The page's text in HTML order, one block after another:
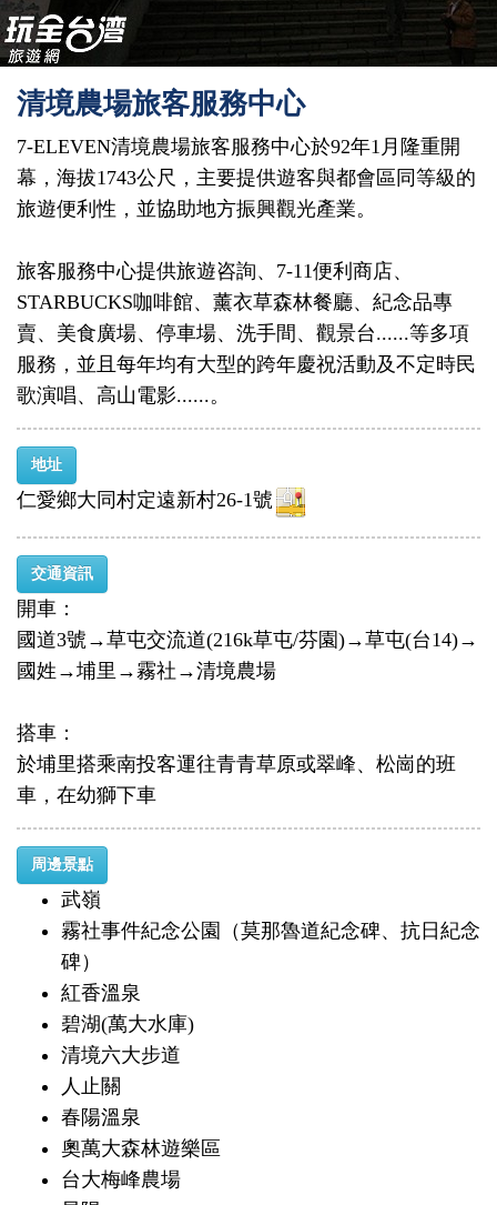
清境農場旅客服務中心
7-ELEVEN清境農場旅客服務中心於92年1月隆重開
幕，海拔1743公尺，主要提供遊客與都會區同等級的
旅遊便利性，並協助地方振興觀光產業。
旅客服務中心提供旅遊咨詢、7-11便利商店、
STARBUCKS咖啡館、薰衣草森林餐廳、紀念品專
賣、美食廣場、停車場、洗手間、觀景台......等多項
服務，並且每年均有大型的跨年慶祝活動及不定時民
歌演唱、高山電影......。
地址
仁愛鄉大同村定遠新村26-1號
交通資訊
開車：
國道3號→草屯交流道(216k草屯/芬園)→草屯(台14)→
國姓→埔里→霧社→清境農場
搭車：
於埔里搭乘南投客運往青青草原或翠峰、松崗的班
車，在幼獅下車
周邊景點
武嶺
霧社事件紀念公園（莫那魯道紀念碑、抗日紀念
碑）
紅香溫泉
碧湖(萬大水庫)
清境六大步道
人止關
春陽溫泉
奧萬大森林遊樂區
台大梅峰農場